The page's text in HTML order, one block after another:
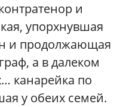
и
упорхнувшая
и продолжающая
а в далеком
канарейка по
у обеих семей.